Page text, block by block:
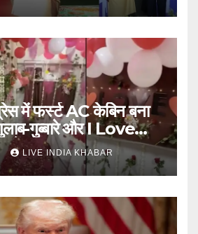
में फर्स्ट AC केबिन बना
गुब्बारे और I Love
LIVE INDIA KHABAR